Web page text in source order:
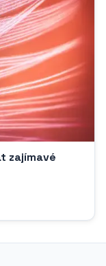
zajímavé